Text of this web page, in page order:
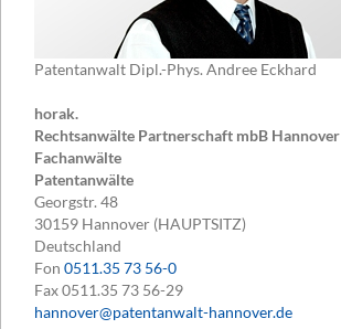
Patentanwalt Dipl.-Phys. Andree Eckhard
horak.
Rechtsanwälte Partnerschaft mbB Hannover
Fachanwälte
Patentanwälte
Georgstr. 48
30159 Hannover (HAUPTSITZ)
Deutschland
Fon 0511.35 73 56-0
Fax0511.35 73 56-29
hannover@patentanwalt-hannover.de